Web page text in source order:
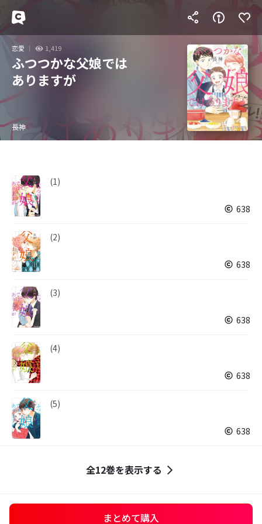
恋愛 1,419
ふつつかな父娘では
ありますが
長神
(1)
638
(2)
638
(3)
638
(4)
638
(5)
638
全12巻を表示する
まとめて購入